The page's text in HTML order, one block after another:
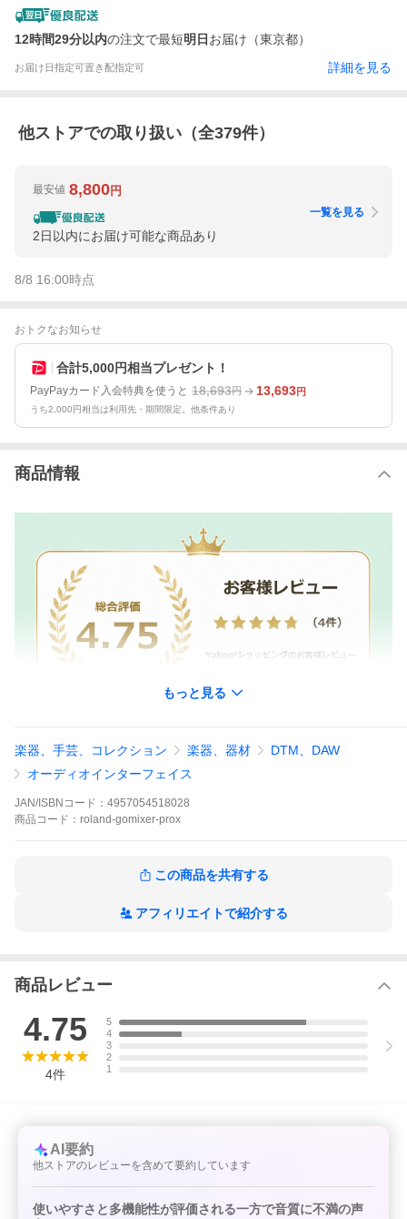
12時間29分以内の注文で最短明日 お届け（東京都）
お届け日指定可置き配指定可 詳細を見る
他ストアでの取り扱い（全379件）
最安値 8,800円
2日以内にお届け可能な商品あり
一覧を見る
8/8 16:00時点
おトクなお知らせ
合計5,000円相当プレゼント！
PayPayカード入会特典を使うと 18,693円 13,693円
うち2,000円相当は利用先・期間限定。他条件あり
商品情報
オーディオ・
チャンネル数
LINE IN 1端子：ステレオ・ミニ・タイプ
LINE IN 2端子：ステレオ・ミニ・タイプ
GUITAR/BASS端子：標準タイプ（ハイ・インピー
ダンス対応）
USB端子：USBマイクロBタイプ
MICつまみ
もっと見る
楽器、手芸、コレクション 楽器、器材
DTM、DAW
オーディオインターフェイス
JAN/ISBNコード： 4957054518028
商品 コード： roland-gomixer-prox
この商品を共有する
アフィリエイトで紹介する
商品レビュー
4.75
4件
5
4
3
2
1
AI要約
他ストアのレビューを含めて要約しています
使いやすさと多機能性が評価される一方で音質に不満の声